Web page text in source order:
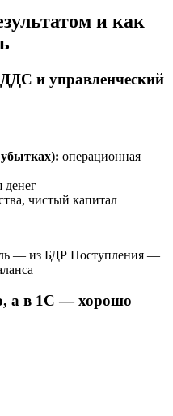
и как
и управленческий
операционная
денег
чистый капитал
— из БДР Поступления —
а в 1С — хорошо